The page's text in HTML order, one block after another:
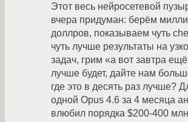
Этот весь нейросетевой
вчера придуман: берём
доллров, показываем чуть
чуть лучше результаты на
задач, грим «а вот завтра
лучше будет, дайте нам
где это в десять раз лучше?
одной Opus 4.6 за 4 месяца
влюбил порядка $200-400